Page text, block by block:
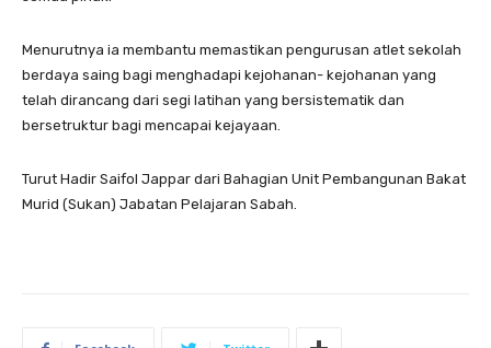
Menurutnya ia membantu memastikan pengurusan atlet sekolah
berdaya saing bagi menghadapi kejohanan- kejohanan yang
telah dirancang dari segi latihan yang bersistematik dan
bersetruktur bagi mencapai kejayaan.
Turut Hadir Saifol Jappar dari Bahagian Unit Pembangunan Bakat
Murid (Sukan) Jabatan Pelajaran Sabah.